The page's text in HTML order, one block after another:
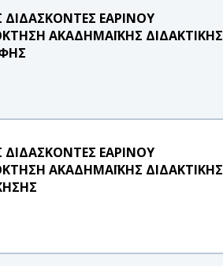
ΕΑΡΙΝΟΥ
ΑΚΑΔΗΜΑΪΚΗΣ ΔΙΔΑΚΤΙΚΗΣ
ΕΑΡΙΝΟΥ
ΑΚΑΔΗΜΑΪΚΗΣ ΔΙΔΑΚΤΙΚΗΣ